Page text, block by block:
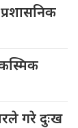
गरे दुःख